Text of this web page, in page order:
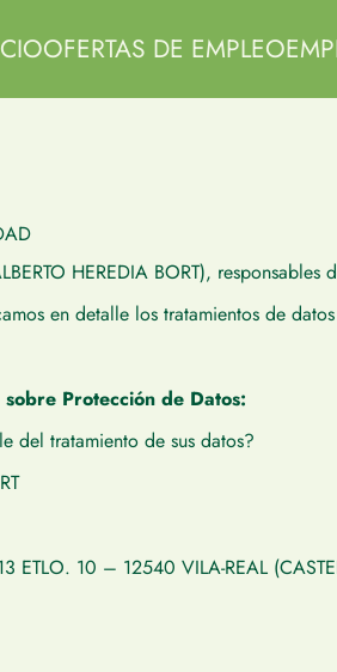
OFERTAS DE EMPLEO
HEREDIA BORT),
en detalle los tratamientos de
Protección de Datos:
del tratamiento de sus datos?
ETLO. 10 – 12540 VILA-REAL